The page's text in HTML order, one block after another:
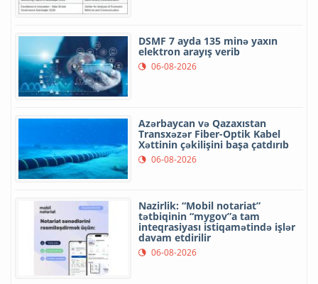
DSMF 7 ayda 135 minə yaxın
elektron arayış verib
06-08-2026
Azərbaycan və Qazaxıstan
Transxəzər Fiber-Optik Kabel
Xəttinin çəkilişini başa çatdırıb
06-08-2026
Nazirlik: “Mobil notariat”
tətbiqinin “mygov”a tam
inteqrasiyası istiqamətində işlər
davam etdirilir
06-08-2026